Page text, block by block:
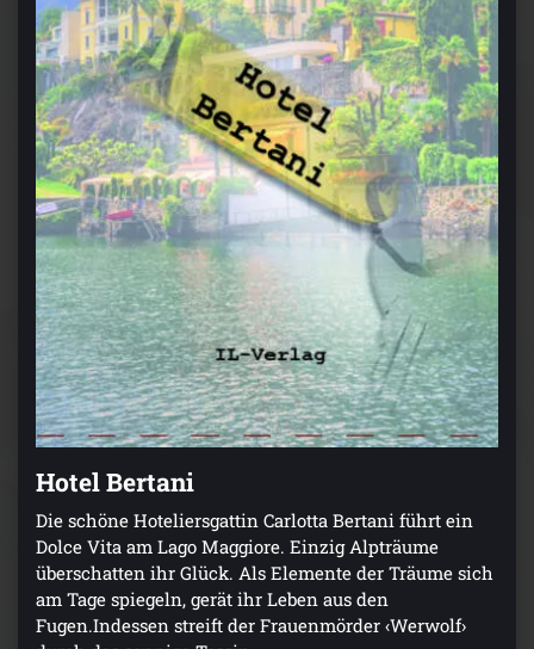
Hotel Bertani
Die schöne Hoteliersgattin Carlotta Bertani führt ein
Dolce Vita am Lago Maggiore. Einzig Alpträume
überschatten ihr Glück. Als Elemente der Träume sich
am Tage spiegeln, gerät ihr Leben aus den
Fugen.Indessen streift der Frauenmörder ‹Werwolf›